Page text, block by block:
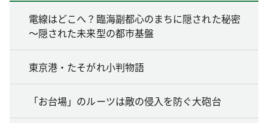
電線はどこへ？臨海副都心のまちに隠された秘密
～隠された未来型の都市基盤
東京港・たそがれ小判物語
「お台場」のルーツは敵の侵入を防ぐ大砲台